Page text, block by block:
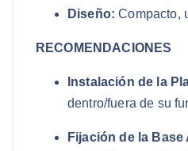
Diseño: Compacto,
RECOMENDACIONES
Instalación de la
dentro/fuera de su
Fijación de la Base